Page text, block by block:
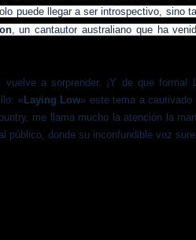
puede llegar a ser introspectivo, sino
, un cantautor australiano que ha
vuelve a sorprender. ¡Y de que
«Laying Low» este tema a cautivado
me llama mucho la atención la
público, donde su inconfundible voz